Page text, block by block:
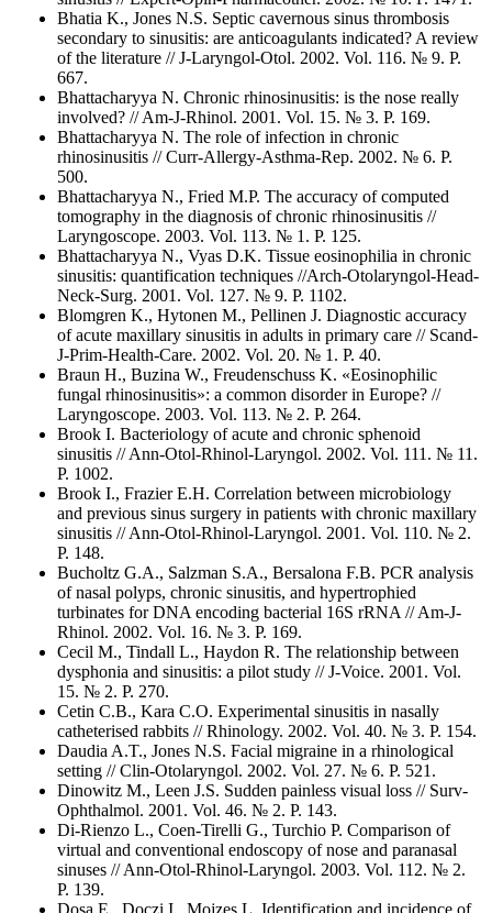
Bhatia K., Jones N.S. Septic cavernous sinus thrombosis
secondary to sinusitis: are anticoagulants indicated? A review
of the literature // J-Laryngol-Otol. 2002. Vol. 116. № 9. Р.
667.
Bhattacharyya N. Chronic rhinosinusitis: is the nose really
involved? // Am-J-Rhinol. 2001. Vol. 15. № 3. Р. 169.
Bhattacharyya N. The role of infection in chronic
rhinosinusitis // Curr-Allergy-Asthma-Rep. 2002. № 6. Р.
500.
Bhattacharyya N., Fried M.P. The accuracy of computed
tomography in the diagnosis of chronic rhinosinusitis //
Laryngoscope. 2003. Vol. 113. № 1. Р. 125.
Bhattacharyya N., Vyas D.K. Tissue eosinophilia in chronic
sinusitis: quantification techniques //Arch-Otolaryngol-Head-
Neck-Surg. 2001. Vol. 127. № 9. Р. 1102.
Blomgren K., Hytonen M., Pellinen J. Diagnostic accuracy
of acute maxillary sinusitis in adults in primary care // Scand-
J-Prim-Health-Care. 2002. Vol. 20. № 1. Р. 40.
Braun H., Buzina W., Freudenschuss K. «Eosinophilic
fungal rhinosinusitis»: a common disorder in Europe? //
Laryngoscope. 2003. Vol. 113. № 2. Р. 264.
Brook I. Bacteriology of acute and chronic sphenoid
sinusitis // Ann-Otol-Rhinol-Laryngol. 2002. Vol. 111. № 11.
Р. 1002.
Brook I., Frazier E.H. Correlation between microbiology
and previous sinus surgery in patients with chronic maxillary
sinusitis // Ann-Otol-Rhinol-Laryngol. 2001. Vol. 110. № 2.
Р. 148.
Bucholtz G.A., Salzman S.A., Bersalona F.B. PCR analysis
of nasal polyps, chronic sinusitis, and hypertrophied
turbinates for DNA encoding bacterial 16S rRNA // Am-J-
Rhinol. 2002. Vol. 16. № 3. Р. 169.
Cecil M., Tindall L., Haydon R. The relationship between
dysphonia and sinusitis: a pilot study // J-Voice. 2001. Vol.
15. № 2. Р. 270.
Cetin C.B., Kara C.O. Experimental sinusitis in nasally
catheterised rabbits // Rhinology. 2002. Vol. 40. № 3. Р. 154.
Daudia A.T., Jones N.S. Facial migraine in a rhinological
setting // Clin-Otolaryngol. 2002. Vol. 27. № 6. Р. 521.
Dinowitz M., Leen J.S. Sudden painless visual loss // Surv-
Ophthalmol. 2001. Vol. 46. № 2. Р. 143.
Di-Rienzo L., Coen-Tirelli G., Turchio P. Comparison of
virtual and conventional endoscopy of nose and paranasal
sinuses // Ann-Otol-Rhinol-Laryngol. 2003. Vol. 112. № 2.
Р. 139.